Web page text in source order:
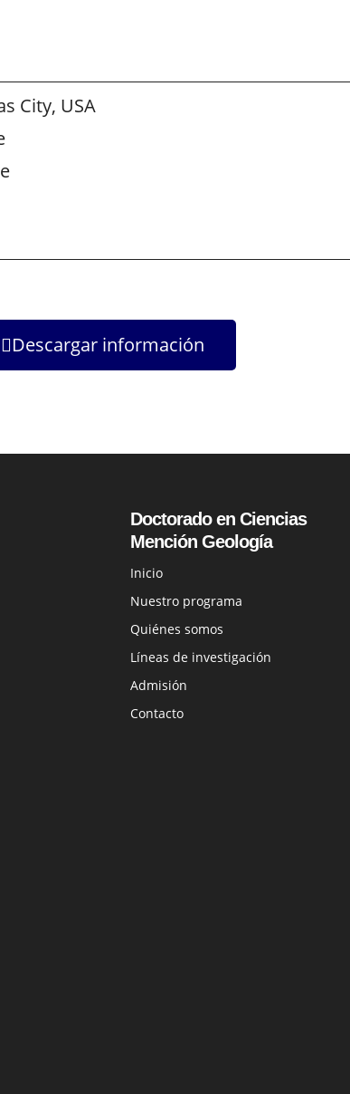
City, USA
Descargar información
Doctorado en Ciencias
Mención Geología
Inicio
Nuestro programa
Quiénes somos
Líneas de investigación
Admisión
Contacto